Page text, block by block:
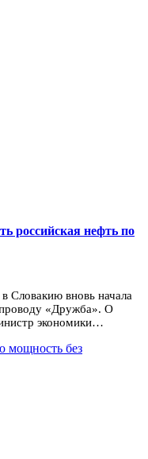
российская нефть по
Словакию вновь начала
«Дружба». О
экономики…
мощность без